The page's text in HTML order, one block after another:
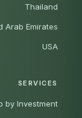
Thailand
Arab Emirates
USA
SERVICES
by Investment